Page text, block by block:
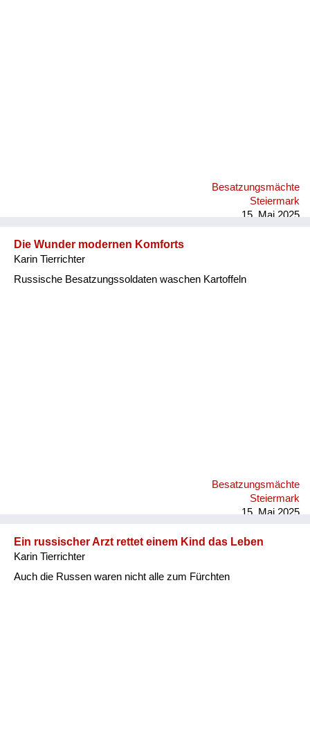
Besatzungsmächte
Steiermark
15. Mai 2025
Die Wunder modernen Komforts
Karin Tierrichter
Russische Besatzungssoldaten waschen Kartoffeln
Besatzungsmächte
Steiermark
15. Mai 2025
Ein russischer Arzt rettet einem Kind das Leben
Karin Tierrichter
Auch die Russen waren nicht alle zum Fürchten